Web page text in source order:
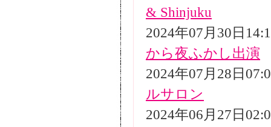
& Shinjuku
2024年07月30日
から夜ふかし出演
2024年07月28日
ルサロン
2024年06月27日